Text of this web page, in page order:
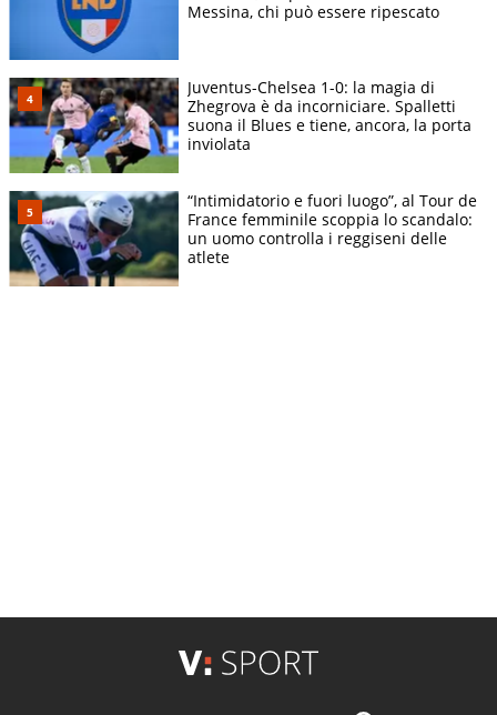
Messina, chi può essere ripescato
Juventus-Chelsea 1-0: la magia di
Zhegrova è da incorniciare. Spalletti
suona il Blues e tiene, ancora, la porta
inviolata
“Intimidatorio e fuori luogo”, al Tour de
France femminile scoppia lo scandalo:
un uomo controlla i reggiseni delle
atlete